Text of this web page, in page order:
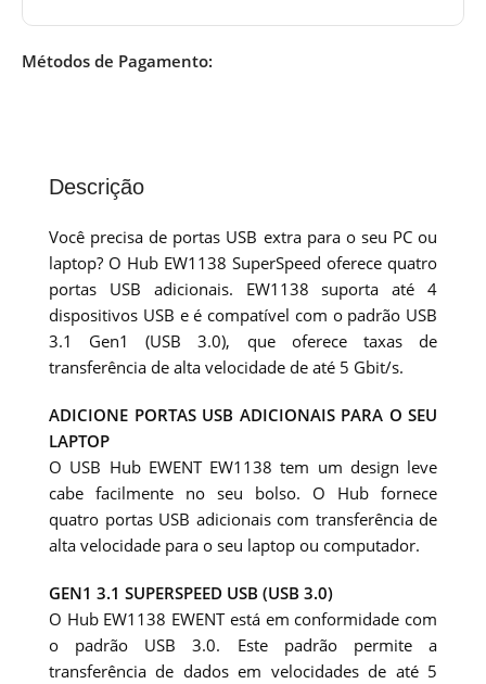
Métodos de Pagamento:
Descrição
Você precisa de portas USB extra para o seu PC ou
laptop? O Hub EW1138 SuperSpeed oferece quatro
portas USB adicionais. EW1138 suporta até 4
dispositivos USB e é compatível com o padrão USB
3.1 Gen1 (USB 3.0), que oferece taxas de
transferência de alta velocidade de até 5 Gbit/s.
ADICIONE PORTAS USB ADICIONAIS PARA O SEU
LAPTOP
O USB Hub EWENT EW1138 tem um design leve
cabe facilmente no seu bolso. O Hub fornece
quatro portas USB adicionais com transferência de
alta velocidade para o seu laptop ou computador.
GEN1 3.1 SUPERSPEED USB (USB 3.0)
O Hub EW1138 EWENT está em conformidade com
o padrão USB 3.0. Este padrão permite a
transferência de dados em velocidades de até 5